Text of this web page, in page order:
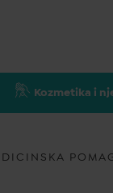
Kozmetika i